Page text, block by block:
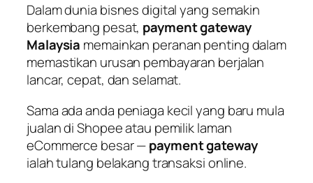
Dalam dunia bisnes digital yang semakin
berkembang pesat, payment gateway
Malaysia memainkan peranan penting dalam
memastikan urusan pembayaran berjalan
lancar, cepat, dan selamat.
Sama ada anda peniaga kecil yang baru mula
jualan di Shopee atau pemilik laman
eCommerce besar —payment gateway
ialah tulang belakang transaksi online.